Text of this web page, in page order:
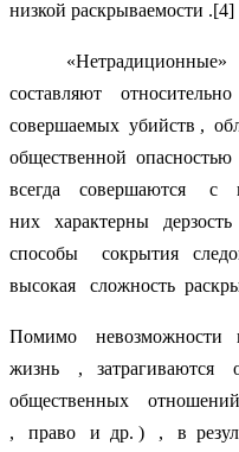
низкой раскрываемости .[4]
«Нетрадиционные»
составляют
совершаемых убийств ,
общественной
всегда совершаются
них характерны
способы сокрытия
высокая сложность
Помимо невозможности
жизнь , затрагиваются
общественных
, право и др. ) , в